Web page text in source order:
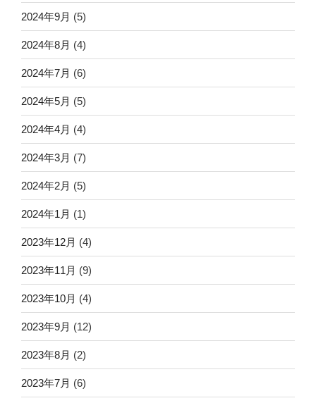
2024年9月 (5)
2024年8月 (4)
2024年7月 (6)
2024年5月 (5)
2024年4月 (4)
2024年3月 (7)
2024年2月 (5)
2024年1月 (1)
2023年12月 (4)
2023年11月 (9)
2023年10月 (4)
2023年9月 (12)
2023年8月 (2)
2023年7月 (6)